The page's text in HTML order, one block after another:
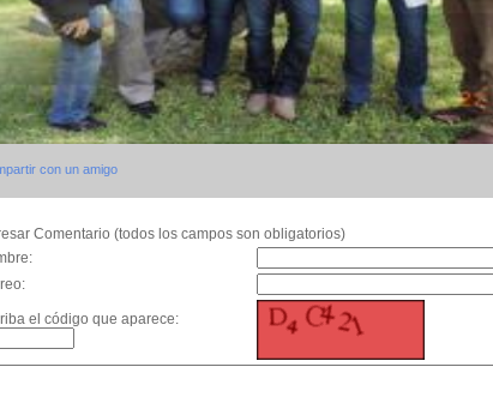
con un amigo
Comentario (todos los campos son obligatorios)
el código que aparece: